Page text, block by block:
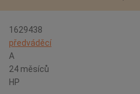
1629438
předváděcí
A
24 měsíců
HP